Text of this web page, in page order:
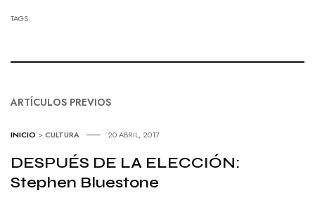
TAGS:
ARTÍCULOS PREVIOS
INICIO >CULTURA 20 ABRIL, 2017
DESPUÉS DE LA ELECCIÓN:
Stephen Bluestone